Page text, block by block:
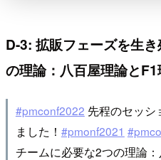
D-3: 拡販フェーズを生
の理論：八百屋理論と
#pmconf2022 先程のセッシ
ました！ #pmonf2021
チームに必要な2つの理論